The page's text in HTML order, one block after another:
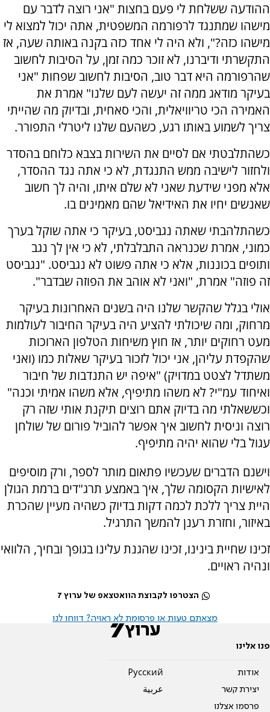
ההודעה ששלחת לי פעם בחצות "אני רוצה לדבר עם
מישהו שמתנגד לרפורמה המשפטית, אתה יכול למצוא לי
מישהו כזה?", ולא היה לי אחד כזה בקנה באותה שעה, אז
התקשרתי ודיברנו, לא זוכר כמה זמן, על הסיבות לחשוב
שהרפורמה היא דבר טוב, הסיבות לחשוב שפחות "אני
בעיקר מודאג ממה זה יעשה לעם שלנו" אמרת את
האמירה הכי טריוויאלית, והכי סאחית, ובדיוק מה שהייתי
צריך לשמוע באותו רגע, כשהעם שלנו ליטרלי התפורר.
כשהתלבטתי אם לסיים את השירות בצבא כלוחם בהסדר
ולחזור לישיבה ממש התנגדת, לא כי אתה נגד ההסדר,
אלא מפני שידעת שאני לא שלם איתו, והיה לך חשוב
שאנשים יחיו את האידיאל שהם מאמינים בו.
כשהתלהבתי שאתה נגביסט, בעיקר כי אתה שוקל בערך
כמוני, אמרת שכנראה התבלבלתי, לא כי אין לך נגב
ותופים בכוננות, אלא כי אתה פשוט לא נגביסט. "נגביסט
זה פוזה" אמרת, "ואני לא אוהב את הפוזה שבדבר".
אולי בגלל שהקשר שלנו היה בשנים האחרונות בעיקר
מרחוק, ומה שיכולתי להציע היה בעיקר החיבור לעולמות
מעט רחוקים יותר, אז חוץ משיחות הטלפון הארוכות
שהקפדת עליהן, אני יכול לזכור בעיקר שאלות כמו (ואני
משתדל לצטט במדויק) "איפה יש התנדבות של חיבור
ואיחוד עמ"י? לא משהו מתיפיף, אלא משהו אמיתי וכנה"
וכששאלתי מה בדיוק אתם רוצים תיקנת אותי שזה רק
רוצה וניסית לחשוב איך אפשר להוביל פורום של שולחן
עגול בלי שהוא יהיה מתיפיף.
וישנם הדברים שעכשיו פתאום מותר לספר, ורק מוסיפים
לאישיות הקסומה שלך, איך באמצע תרג"דים ברמת הגולן
היית צריך ללכת לכמה דקות בדיוק כשהיה מעיין שהכרת
באיזור, וחזרת רענן להמשך התרגיל.
זכינו שחיית בינינו, זכינו שהגנת עלינו בגופך ובחיך, הלוואי
ונהיה ראויים.
הצטרפו לקבוצת הוואטצאפ של ערוץ 7
מצאתם טעות או פרסומת לא ראויה? דווחו לנו
פנו אלינו
אודות
יצירת קשר
פרסמו אצלנו
Pусский
عربية